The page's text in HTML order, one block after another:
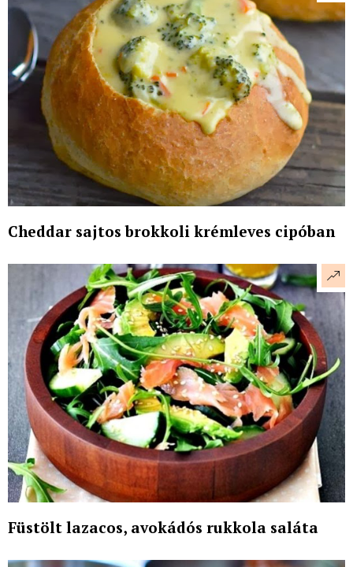
Cheddar sajtos brokkoli krémleves cipóban
Füstölt lazacos, avokádós rukkola saláta